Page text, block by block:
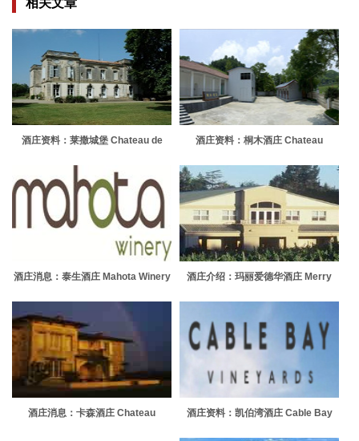
相关文章
酒庄资料：莱撒城堡 Chateau de
酒庄资料：桐木酒庄 Chateau
酒庄消息：泰生酒庄 Mahota Winery
酒庄介绍：玛丽爱德华酒庄 Merry
酒庄消息：卡森酒庄 Chateau
酒庄资料：凯伯湾酒庄 Cable Bay